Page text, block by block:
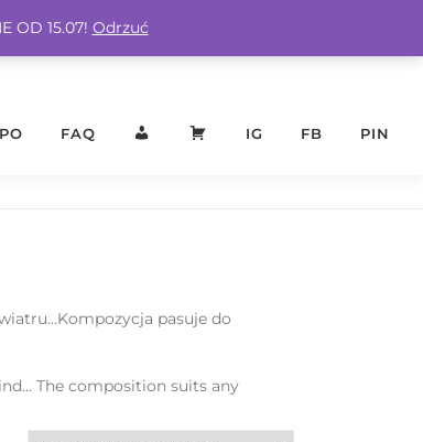
FAQ KONTO KOSZYK
IG FB PIN
pasuje do
The composition suits any
OD 15.07! Odrzuć